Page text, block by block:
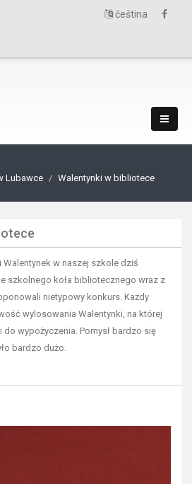
čeština
Lubawce Walentynki w bibliotece
w naszej szkole dziś
szkolnego koła bibliotecznego wraz z
nietypowy konkurs. Każdy
wylosowania Walentynki, na której
do wypożyczenia. Pomysł bardzo się
bardzo dużo.